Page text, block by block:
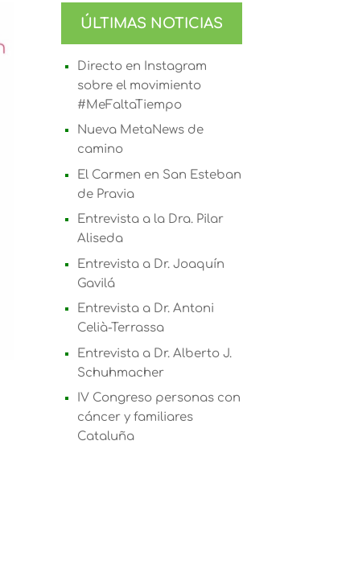
ÚLTIMAS NOTICIAS
Directo en Instagram
sobre el movimiento
#MeFaltaTiempo
Nueva MetaNews de
camino
El Carmen en San Esteban
de Pravia
Entrevista a la Dra. Pilar
Aliseda
Entrevista a Dr. Joaquín
Gavilá
Entrevista a Dr. Antoni
Celià-Terrassa
Entrevista a Dr. Alberto J.
Schuhmacher
IV Congreso personas con
cáncer y familiares
Cataluña